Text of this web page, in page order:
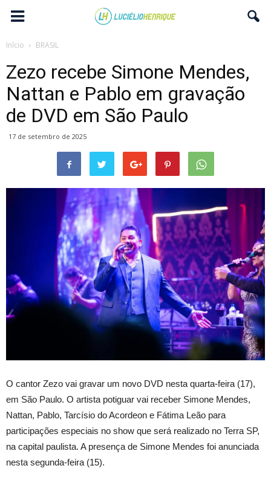
Início BRASIL
Zezo recebe Simone Mendes,
Nattan e Pablo em gravação
de DVD em São Paulo
17 de setembro de 2025
O cantor Zezo vai gravar um novo DVD nesta quarta-feira (17),
em São Paulo. O artista potiguar vai receber Simone Mendes,
Nattan, Pablo, Tarcísio do Acordeon e Fátima Leão para
participações especiais no show que será realizado no Terra SP,
na capital paulista. A presença de Simone Mendes foi anunciada
nesta segunda-feira (15).